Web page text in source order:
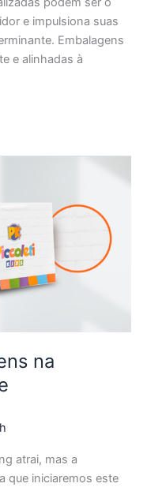
e impulsiona suas
Embalagens
e alinhadas à
na
atrai, mas a
que iniciaremos este